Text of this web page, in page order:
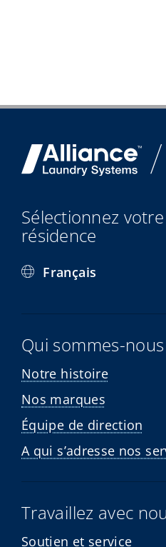
Sélectionnez
résidence
Français
Qui sommes-nous
Notre histoire
Nos marques
Équipe de direction
A qui s’adresse nos
Travaillez avec
Soutien et service